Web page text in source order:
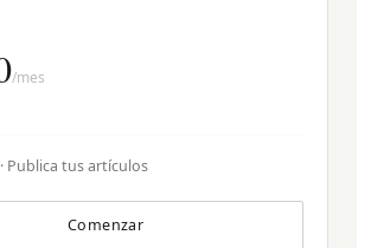
/mes
· Publica tus artículos
Comenzar